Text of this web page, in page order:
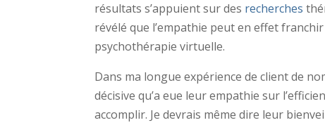
résultats s’appuient sur des recherches
révélé que l’empathie peut en effet
psychothérapie virtuelle.
Dans ma longue expérience de client de
décisive qu’a eue leur empathie sur
accomplir. Je devrais même dire leur